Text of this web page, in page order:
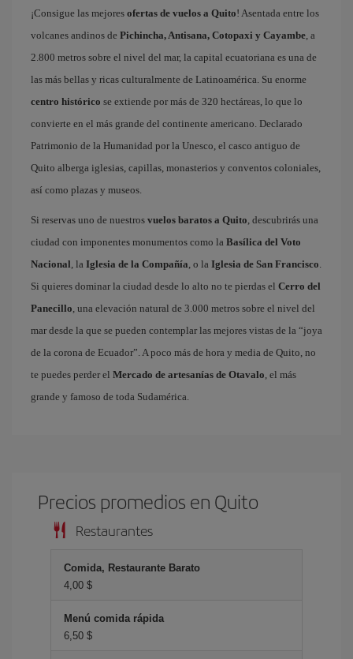
¡Consigue las mejores ofertas de vuelos a Quito! Asentada entre los
volcanes andinos de Pichincha, Antisana, Cotopaxi y Cayambe, a
2.800 metros sobre el nivel del mar, la capital ecuatoriana es una de
las más bellas y ricas culturalmente de Latinoamérica. Su enorme
centro histórico se extiende por más de 320 hectáreas, lo que lo
convierte en el más grande del continente americano. Declarado
Patrimonio de la Humanidad por la Unesco, el casco antiguo de
Quito alberga iglesias, capillas, monasterios y conventos coloniales,
así como plazas y museos.
Si reservas uno de nuestros vuelos baratos a Quito, descubrirás una
ciudad con imponentes monumentos como la Basílica del Voto
Nacional, la Iglesia de la Compañía, o la Iglesia de San Francisco.
Si quieres dominar la ciudad desde lo alto no te pierdas el Cerro del
Panecillo, una elevación natural de 3.000 metros sobre el nivel del
mar desde la que se pueden contemplar las mejores vistas de la “joya
de la corona de Ecuador”. A poco más de hora y media de Quito, no
te puedes perder el Mercado de artesanías de Otavalo, el más
grande y famoso de toda Sudamérica.
Precios promedios en Quito
Restaurantes
Comida, Restaurante Barato
4,00 $
Menú comida rápida
6,50 $